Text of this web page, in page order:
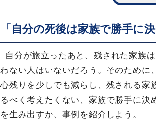
「自分の死後は家族で勝手に
自分が旅立ったあと、残された家族
わない人はいないだろう。そのために
心残りを少しでも減らし、残される家
るべく考えたくない、家族で勝手に決
を生み出すか、事例を紹介しよう。